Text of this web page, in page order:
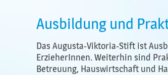
Ausbildung und
Das Augusta-Viktoria-Stift ist
ErzieherInnen. Weiterhin sind
Betreuung, Hauswirtschaft und